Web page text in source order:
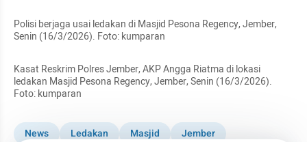
Polisi berjaga usai ledakan di Masjid Pesona Regency, Jember,
Senin (16/3/2026). Foto: kumparan
Kasat Reskrim Polres Jember, AKP Angga Riatma di lokasi
ledakan Masjid Pesona Regency, Jember, Senin (16/3/2026).
Foto: kumparan
News Ledakan Masjid
Jember